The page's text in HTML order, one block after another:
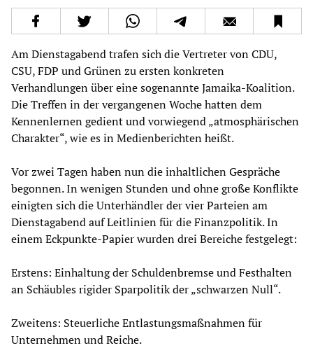
Am Dienstagabend trafen sich die Vertreter von CDU,
CSU, FDP und Grünen zu ersten konkreten
Verhandlungen über eine sogenannte Jamaika-Koalition.
Die Treffen in der vergangenen Woche hatten dem
Kennenlernen gedient und vorwiegend „atmosphärischen
Charakter“, wie es in Medienberichten heißt.
Vor zwei Tagen haben nun die inhaltlichen Gespräche
begonnen. In wenigen Stunden und ohne große Konflikte
einigten sich die Unterhändler der vier Parteien am
Dienstagabend auf Leitlinien für die Finanzpolitik. In
einem Eckpunkte-Papier wurden drei Bereiche festgelegt:
Erstens: Einhaltung der Schuldenbremse und Festhalten
an Schäubles rigider Sparpolitik der „schwarzen Null“.
Zweitens: Steuerliche Entlastungsmaßnahmen für
Unternehmen und Reiche.